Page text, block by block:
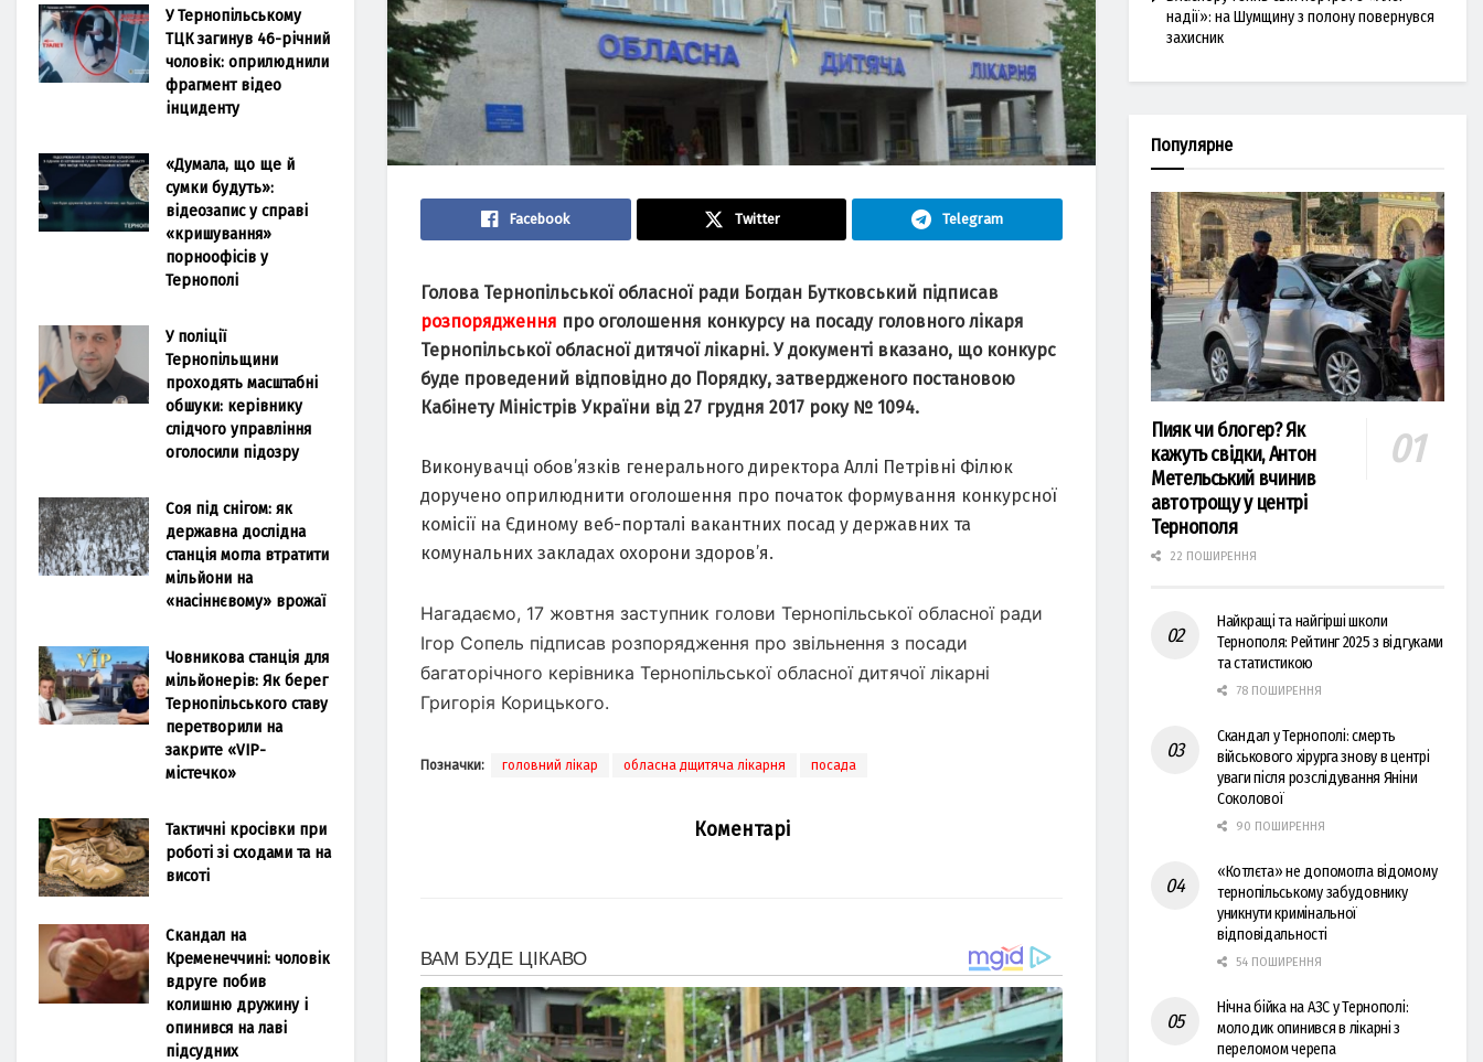
Facebook Twitter Telegram
Голова Тернопільської обласної ради Богдан Бутковський підписав
розпорядження про оголошення конкурсу на посаду головного лікаря
Тернопільської обласної дитячої лікарні. У документі вказано, що конкурс
буде проведений відповідно до Порядку, затвердженого постановою
Кабінету Міністрів України від 27 грудня 2017 року № 1094.
Виконувачці обов’язків генерального директора Аллі Петрівні Філюк
доручено оприлюднити оголошення про початок формування конкурсної
комісії на Єдиному веб-порталі вакантних посад у державних та
комунальних закладах охорони здоров’я.
Нагадаємо, 17 жовтня заступник голови Тернопільської обласної ради
Ігор Сопель підписав розпорядження про звільнення з посади
багаторічного керівника Тернопільської обласної дитячої лікарні
Григорія Корицького.
Позначки: головний лікар обласна дщитяча лікарня посада
Коментарі
У Тернопільському
ТЦК загинув 46-річний
чоловік: оприлюднили
фрагмент відео
інциденту
«Думала, що ще й
сумки будуть»:
відеозапис у справі
«кришування»
порноофісів у
Тернополі
У поліції
Тернопільщини
проходять масштабні
обшуки: керівнику
слідчого управління
оголосили підозру
Соя під снігом: як
державна дослідна
станція могла втратити
мільйони на
«насіннєвому» врожаї
Човникова станція для
мільйонерів: Як берег
Тернопільського ставу
перетворили на
закрите «VIP-
містечко»
Тактичні кросівки при
роботі зі сходами та на
висоті
Скандал на
Кременеччині: чоловік
вдруге побив
колишню дружину і
опинився на лаві
підсудних
надії»: на Шумщину з полону повернувся
захисник
Популярне
Пияк чи блогер? Як
кажуть свідки, Антон
Метельський вчинив
автотрощу у центрі
Тернополя
22 ПОШИРЕННЯ
Найкращі та найгірші школи
Тернополя: Рейтинг 2025 з відгуками
та статистикою
78 ПОШИРЕННЯ
Скандал у Тернополі: смерть
військового хірурга знову в центрі
уваги після розслідування Яніни
Соколової
90 ПОШИРЕННЯ
«Котлєта» не допомогла відомому
тернопільському забудовнику
уникнути кримінальної
відповідальності
54 ПОШИРЕННЯ
Нічна бійка на АЗС у Тернополі:
молодик опинився в лікарні з
переломом черепа